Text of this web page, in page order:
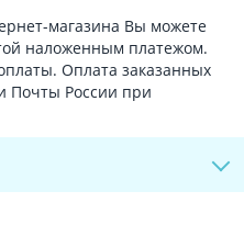
магазина Вы можете
наложенным платежом.
Оплата заказанных
Почты России при